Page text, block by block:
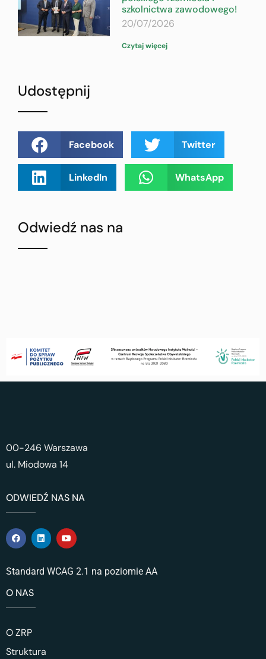
szkolnictwa zawodowego!
20/07/2026
Czytaj więcej
Udostępnij
Facebook Twitter
LinkedIn WhatsApp
Odwiedź nas na
00-246 Warszawa
ul. Miodowa 14
ODWIEDŹ NAS NA
Standard WCAG 2.1 na poziomie AA
O NAS
O ZRP
Struktura